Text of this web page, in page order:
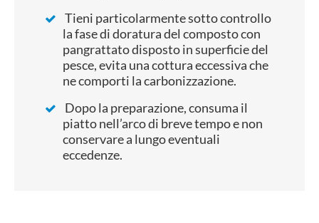
Tieni particolarmente sotto controllo
la fase di doratura del composto con
pangrattato disposto in superficie del
pesce, evita una cottura eccessiva che
ne comporti la carbonizzazione.
Dopo la preparazione, consuma il
piatto nell’arco di breve tempo e non
conservare a lungo eventuali
eccedenze.